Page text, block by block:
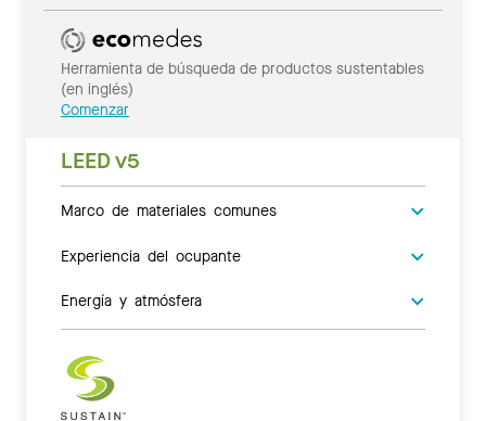
Herramienta de búsqueda de productos sustentables
(en inglés)
Comenzar
LEED v5
Marco de materiales comunes
Experiencia del ocupante
Energía y atmósfera